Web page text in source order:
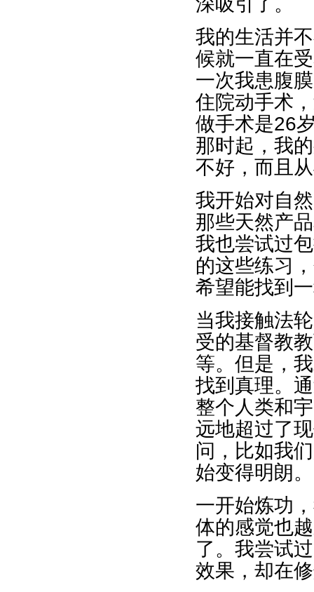
我的生活并
候就一直在
一次我患腹
住院动手术
做手术是26
那时起，我
不好，而且
我开始对自
那些天然产
我也尝试过
的这些练习
希望能找到
当我接触法
受的基督教
等。但是，
找到真理。
整个人类和
远地超过了
问，比如我
始变得明朗。
一开始炼功
体的感觉也
了。我尝试
效果，却在